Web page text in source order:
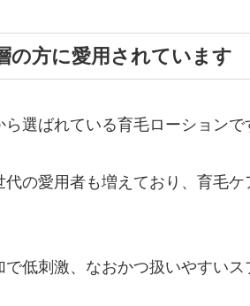
の方に愛用されています
選ばれている育毛ローションで
の愛用者も増えており、育毛ケ
低刺激、なおかつ扱いやすいス